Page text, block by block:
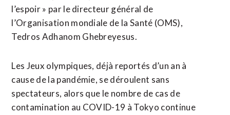
l’espoir » par le directeur général de
l’Organisation mondiale de la Santé (OMS),
Tedros Adhanom Ghebreyesus.
Les Jeux olympiques, déjà reportés d’un an à
cause de la pandémie, se déroulent sans
spectateurs, alors que le nombre de cas de
contamination au COVID-19 à Tokyo continue